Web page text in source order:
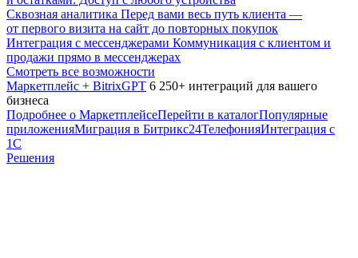
Сквозная аналитика Перед вами весь путь клиента —
от первого визита на сайт до повторных покупок
Интеграция с мессенджерами Коммуникация с клиентом и
продажи прямо в мессенджерах
Смотреть все возможности
Маркетплейс + BitrixGPT 6 250+ интеграций для вашего
бизнеса
Подробнее о МаркетплейсеПерейти в каталогПопулярные
приложенияМиграция в Битрикс24ТелефонияИнтеграция с
1С
Решения